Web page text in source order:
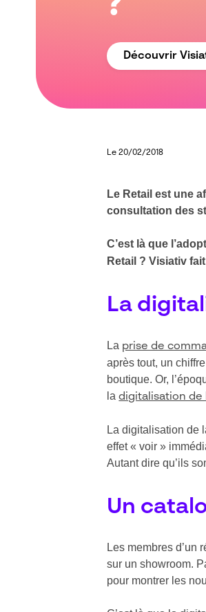
?
Découvrir
Le 20/02/2018
Le Retail est une
consultation des
C’est là que
Retail ? Visiativ
La
La prise de
après tout, un
boutique. Or,
ladigitalisation de
La digitalisation de
effet « voir »
Autant dire qu’ils
Un
Les membres d’un
sur un showroom.
pour montrer les